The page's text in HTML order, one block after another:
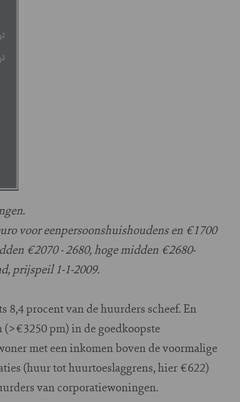
voor eenpersoonshuishoudens en €1700
€2070 - 2680, hoge midden €2680-
prijspeil 1-1-2009.
8,4 procent van de huurders scheef. En
pm) in de goedkoopste
met een inkomen boven de voormalige
(huur tot huurtoeslaggrens, hier €622)
van corporatiewoningen.